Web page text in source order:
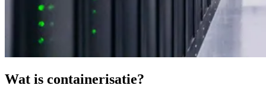
Wat is containerisatie?